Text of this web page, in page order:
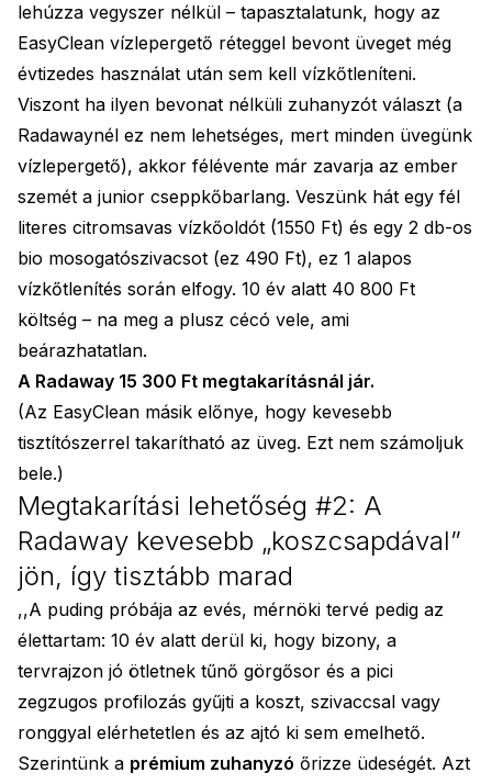
lehúzza vegyszer nélkül – tapasztalatunk, hogy az
EasyClean vízlepergető réteggel bevont üveget még
évtizedes használat után sem kell vízkőtleníteni.
Viszont ha ilyen bevonat nélküli zuhanyzót választ (a
Radawaynél ez nem lehetséges, mert minden üvegünk
vízlepergető), akkor félévente már zavarja az ember
szemét a junior cseppkőbarlang. Veszünk hát egy fél
literes citromsavas vízkőoldót (1550 Ft) és egy 2 db-os
bio mosogatószivacsot (ez 490 Ft), ez 1 alapos
vízkőtlenítés során elfogy. 10 év alatt 40 800 Ft
költség – na meg a plusz cécó vele, ami
beárazhatatlan.
A Radaway 15 300 Ft megtakarításnál jár.
(Az EasyClean másik előnye, hogy kevesebb
tisztítószerrel takarítható az üveg. Ezt nem számoljuk
bele.)
Megtakarítási lehetőség #2: A
Radaway kevesebb „koszcsapdával”
jön, így tisztább marad
,,A puding próbája az evés, mérnöki tervé pedig az
élettartam: 10 év alatt derül ki, hogy bizony, a
tervrajzon jó ötletnek tűnő görgősor és a pici
zegzugos profilozás gyűjti a koszt, szivaccsal vagy
ronggyal elérhetetlen és az ajtó ki sem emelhető.
Szerintünk a prémium zuhanyzó őrizze üdeségét. Azt